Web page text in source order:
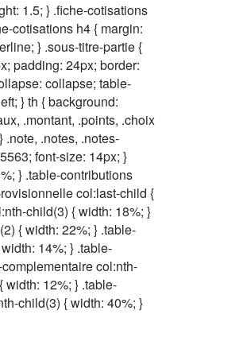
1.5; } .fiche-cotisations
cotisations h4 { margin:
} .sous-titre-partie {
padding: 24px; border:
collapse; table-
} th { background:
.montant, .points, .choix
.notes, .notes-
font-size: 14px; }
} .table-contributions
col:last-child {
child(3) { width: 18%; }
{ width: 22%; } .table-
14%; } .table-
col:nth-
12%; } .table-
child(3) { width: 40%; }